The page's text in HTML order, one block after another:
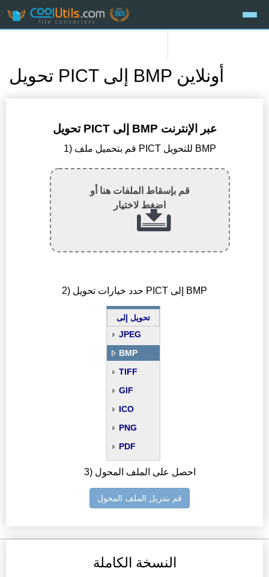
تحويل PICT إلى BMP أونلاين
تحويل PICT إلى BMP عبر الإنترنت
1) قم بتحميل ملف PICT للتحويل BMP
قم بإسقاط الملفات هنا أو
اضغط لاختيار
2) حدد خيارات تحويل PICT إلى BMP
تحويل إلى
JPEG
BMP
TIFF
GIF
ICO
PNG
PDF
3) احصل على الملف المحول
قم بتنزيل الملف المحول
النسخة الكاملة